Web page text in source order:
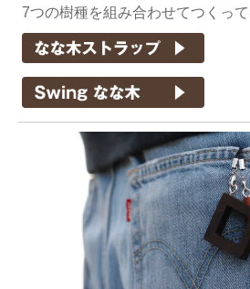
7つの樹種を組み合わせてつくって